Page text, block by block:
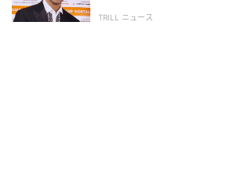
TRILL ニュース